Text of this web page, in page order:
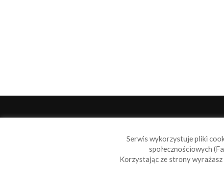
nie
Serwis wykorzystuje pliki
społecznościowych
Korzystając ze strony